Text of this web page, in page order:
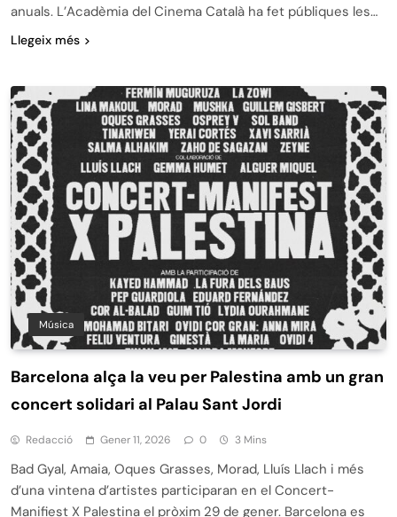
anuals. L’Acadèmia del Cinema Català ha fet públiques les…
Llegeix més
Música
Barcelona alça la veu per Palestina amb un gran
concert solidari al Palau Sant Jordi
Redacció Gener 11, 2026 0 3 Mins
Bad Gyal, Amaia, Oques Grasses, Morad, Lluís Llach i més
d’una vintena d’artistes participaran en el Concert-
Manifiest X Palestina el pròxim 29 de gener. Barcelona es